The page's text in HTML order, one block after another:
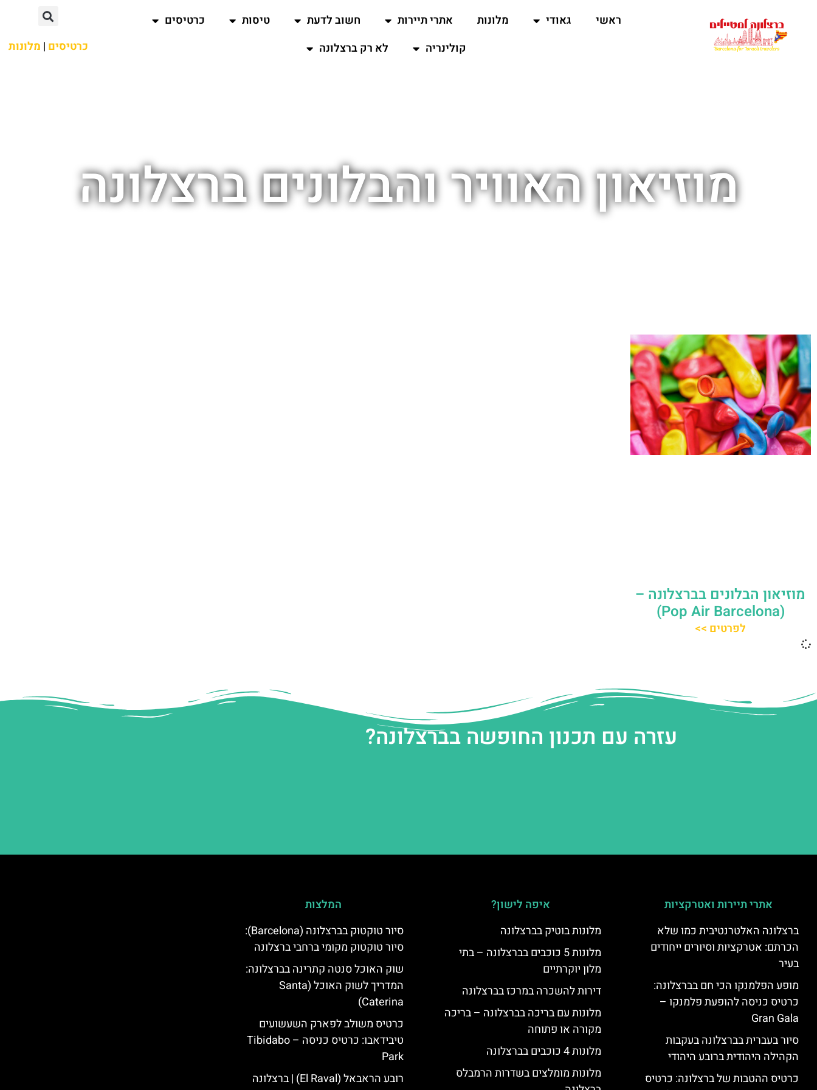
ראשי גאודי מלונות אתרי תיירות חשוב לדעת טיסות
כרטיסים
קולינריה
לא רק ברצלונה כרטיסים | מלונות
מוזיאון האוויר והבלונים ברצלונה
מוזיאון הבלונים בברצלונה –
(Pop Air Barcelona)
לפרטים >>
עזרה עם תכנון החופשה בברצלונה?
אתרי תיירות ואטרקציות
ברצלונה האלטרנטיבית כמו שלא
הכרתם: אטרקציות וסיורים ייחודים
בעיר
מופע הפלמנקו הכי חם בברצלונה:
כרטיס כניסה להופעת פלמנקו –
Gran Gala
סיור בעברית בברצלונה בעקבות
הקהילה היהודית ברובע היהודי
כרטיס ההטבות של ברצלונה: כרטיס
איפה לישון?
מלונות בוטיק בברצלונה
מלונות 5 כוכבים בברצלונה – בתי
מלון יוקרתיים
דירות להשכרה במרכז בברצלונה
מלונות עם בריכה בברצלונה – בריכה
מקורה או פתוחה
מלונות 4 כוכבים בברצלונה
מלונות מומלצים בשדרות הרמבלס
המלצות
סיור טוקטוק בברצלונה (Barcelona):
סיור טוקטוק מקומי ברחבי ברצלונה
שוק האוכל סנטה קתרינה בברצלונה:
המדריך לשוק האוכל (Santa
Caterina)
כרטיס משולב לפארק השעשועים
טיבידאבו: כרטיס כניסה – Tibidabo
Park
רובע הראבאל (El Raval) | ברצלונה